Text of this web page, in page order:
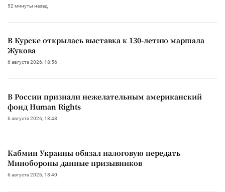
52 минуты назад
В Курске открылась выставка к 130-летию маршала
Жукова
6 августа 2026, 18:56
В России признали нежелательным американский
фонд Human Rights
6 августа 2026, 18:48
Кабмин Украины обязал налоговую передать
Минобороны данные призывников
6 августа 2026, 18:40